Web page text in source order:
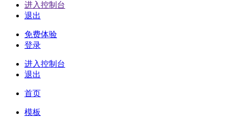
进入控制台
退出
免费体验
登录
进入控制台
退出
首页
模板